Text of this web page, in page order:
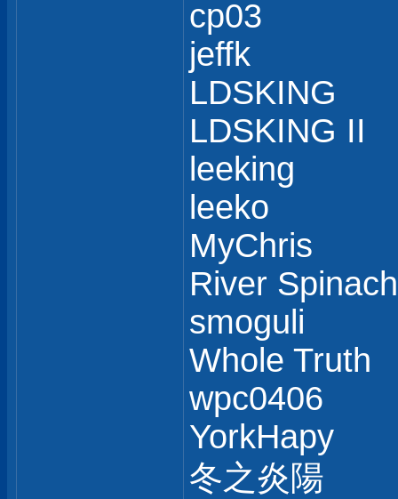
cp03
jeffk
LDSKING
LDSKING II
leeking
leeko
MyChris
River Spinach
smoguli
Whole Truth
wpc0406
YorkHapy
冬之炎陽